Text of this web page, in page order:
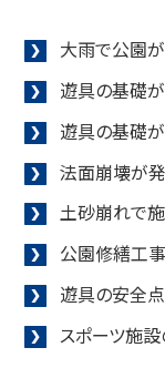
大雨で公園
遊具の基礎
遊具の基礎
法面崩壊が
土砂崩れで
公園修繕工
遊具の安全
スポーツ施